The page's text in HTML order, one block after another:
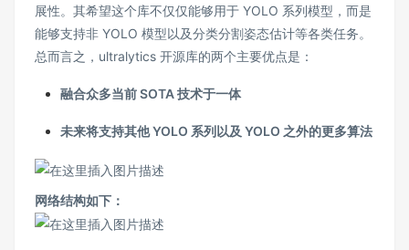
展性。其希望这个库不仅仅能够用于 YOLO 系列模型，而是
能够支持非 YOLO 模型以及分类分割姿态估计等各类任务。
总而言之，ultralytics 开源库的两个主要优点是：
融合众多当前 SOTA 技术于一体
未来将支持其他 YOLO 系列以及 YOLO 之外的更多算法
网络结构如下：